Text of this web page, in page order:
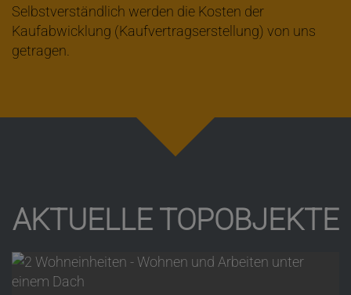
Selbstverständlich werden die Kosten der
Kaufabwicklung (Kaufvertragserstellung) von uns
getragen.
AKTUELLE TOPOBJEKTE